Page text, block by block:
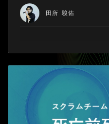
目しなかった、問題に注目
なかったなど、後から振り
いてしまったんだろう…」
プリントの失敗の原因と
田所 駿佑